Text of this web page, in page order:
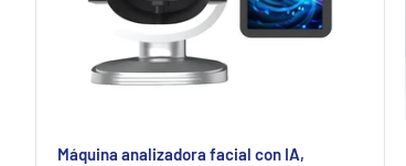
Máquina analizadora facial con IA,